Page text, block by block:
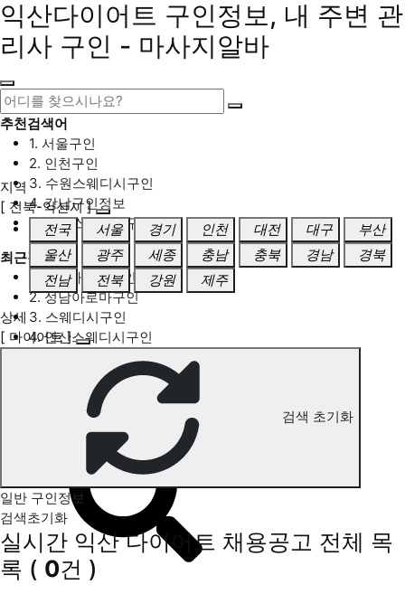
익산다이어트 구인정보, 내 주변 관
리사 구인 - 마사지알바
추천검색어
1. 서울구인
2. 인천구인
3. 수원스웨디시구인
4. 강남구인정보
5. 동탄스웨디시구인
최근검색어
1. 일산마사지구인
2. 성남아로마구인
3. 스웨디시구인
4. 안산스웨디시구인
익산 다이어트 구인정보
지역
[ 전북-익산시 ]
전국
서울 경기 인천 대전 대구
부산
울산
광주 세종 충남 충북 경남
경북
전남
전북 강원 제주
상세
[ 다이어트 ]
검색 초기화
일반 구인정보
검색초기화
실시간 익산 다이어트 채용공고 전체 목
록 ( 0건 )